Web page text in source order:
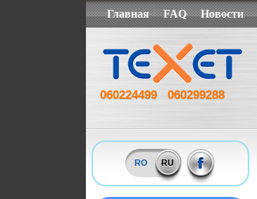
Главная FAQ Новости
060224499 060299288
RO RU